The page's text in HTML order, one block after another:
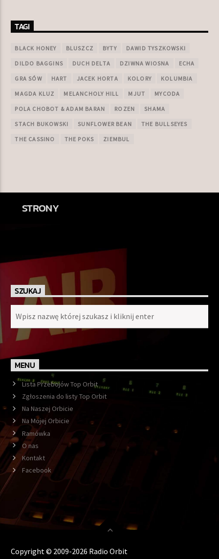
TAGI
BLACK HONEY BLUSZCZ BYTY DAWID TYSZKOWSKI
DILDO BAGGINS DUCH DELTA DZIWNA WIOSNA ECHA
GRA SÓW HART JACEK HORTA KOLORY KOLUMBIA
MAGDA KLUZ MELANCHOLY HILL MJUT MYCODA
POLA CHOBOT & ADAM BARAN ROZEN SHAMA
STACH BUKOWSKI SUNFLOWER BEAN THE BULLSEYES
THE CASSINO THE POKS ZIEMBUL
STRONY
SZUKAJ
MENU
Lista Przebojów Top Orbit
Zgłoszenia do listy Top Orbit
Na Naszej Orbicie
Na Mojej Orbicie
Ramówka
O nas
Kontakt
Facebook
Copyright © 2009-2026 Radio Orbit